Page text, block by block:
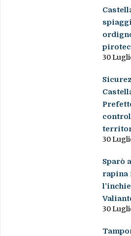
30
30
Sparò
rapina
30